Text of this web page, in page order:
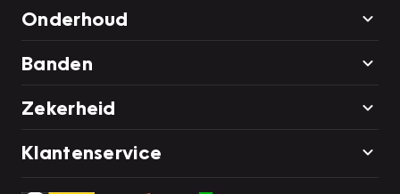
Onderhoud
Banden
Zekerheid
Klantenservice